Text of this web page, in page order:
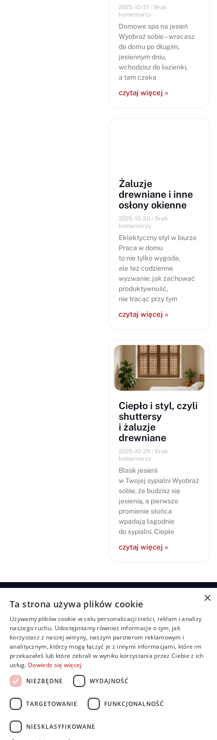
2025-10-31
Brak
komentarzy
Domowe spa na jesień
Wyobraź sobie – wracasz
do domu po długim,
jesiennym dniu,
wchodzisz do łazienki,
a tam czeka
czytaj więcej »
Żaluzje
drewniane i inne
osłony okienne
2025-10-30
Brak
komentarzy
Eklektyczny styl w biurze
Praca w domu
to nie tylko wygoda,
ale też codzienne
wyzwanie: jak zachować
produktywność,
nie tracąc przy tym
czytaj więcej »
Ciepło i styl, czyli
shuttersy
i żaluzje
drewniane
2025-10-29
Brak
komentarzy
Blask jesieni
w Twojej sypialni Wyobraź
sobie, że budzisz się
jesienią, a pierwsze
promienie słońca
wpadają łagodnie
do sypialni. Ciepłe
czytaj więcej »
+48
507
704
919
biuro@rolbest.pl
Żaluzje
Żaluzje
bambusowe
Żaluzje
drewniane
Żaluzje
aluminiowe
Żaluzje
Żaluzje
Rolety
Rolety
dzień/noc
Rolety
materiałowe
Rolety
rzymskie
Rolety
(pilsy)
Pozostałe
Shuttersy
Markizy
Moskitiery
Pergole
Menu
Strona
główna
O
nas
inspiracje
linki
Polityka
prywatności
Regulamin
×
Ta strona używa plików cookie
Używamy plików cookie w celu personalizacji treści, reklam i analizy
naszego ruchu. Udostępniamy również informacje o tym, jak
korzystasz z naszej witryny, naszym partnerom reklamowym i
analitycznym, którzy mogą łączyć je z innymi informacjami, które im
przekazałeś lub które zebrali w wyniku korzystania przez Ciebie z ich
usług. Dowiedz się więcej
NIEZBĘDNE
WYDAJNOŚĆ
TARGETOWANIE FUNKCJONALNOŚĆ
NIESKLASYFIKOWANE